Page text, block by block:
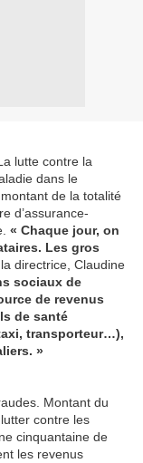
lutte contre la
dans le
de la totalité
d’assurance-
« Chaque jour, on
Les gros
directrice, Claudine
sociaux de
de revenus
de santé
transporteur…),
»
Montant du
contre les
cinquantaine de
les revenus